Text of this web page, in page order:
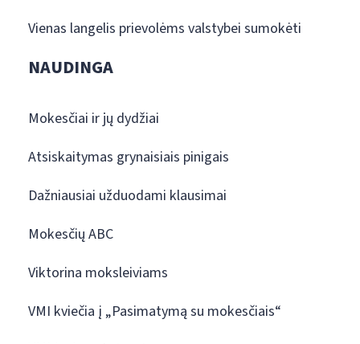
Vienas langelis prievolėms valstybei sumokėti
NAUDINGA
Mokesčiai ir jų dydžiai
Atsiskaitymas grynaisiais pinigais
Dažniausiai užduodami klausimai
Mokesčių ABC
Viktorina moksleiviams
VMI kviečia į „Pasimatymą su mokesčiais“